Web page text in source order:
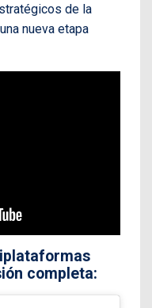
de la
nueva etapa
completa: